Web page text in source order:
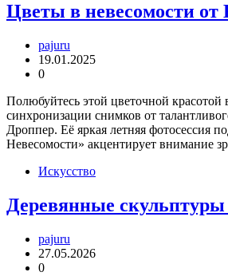
Цветы в невесомости от
pajuru
19.01.2025
0
Полюбуйтесь этой цветочной красотой
синхронизации снимков от
Дроппер. Её яркая летняя фотосессия
Невесомости» акцентирует внимание
Искусство
Деревянные
pajuru
27.05.2026
0